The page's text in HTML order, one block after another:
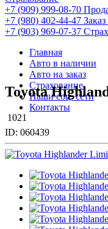
+7 (909) 999-08-70
+7 (980) 402-44-47 Заказ
+7 (903) 969-07-37
Главная
Авто в наличии
Авто на заказ
Страхование
Наши соц. сети
Контакты
Toyota
1021
ID: 060439